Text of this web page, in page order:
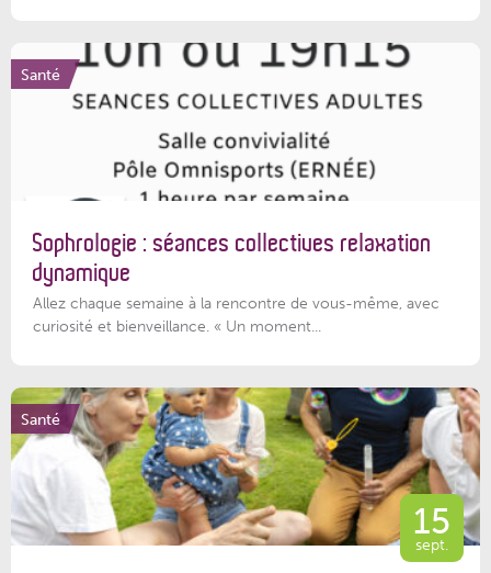
Santé
Sophrologie : séances collectives relaxation
dynamique
Allez chaque semaine à la rencontre de vous-même, avec
curiosité et bienveillance. « Un moment...
Santé
15
sept.